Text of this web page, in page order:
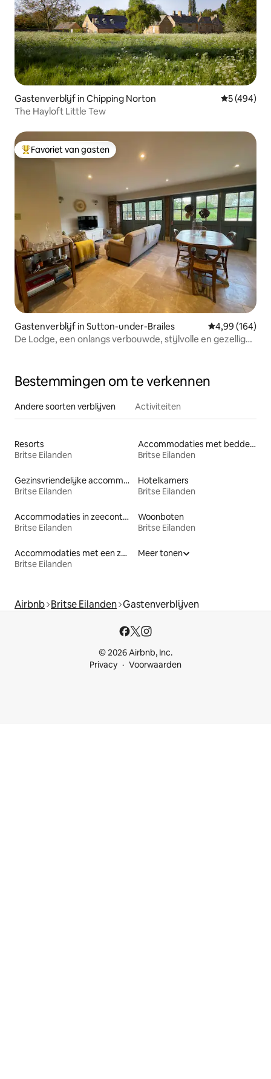
Gastenverblijf in Chipping Norton
5 (494)
The Hayloft Little Tew
Topfavoriet van gasten
Favoriet van gasten
Gastenverblijf in Sutton-under-Brailes Gemiddelde
4,99 (164)
De Lodge, een onlangs verbouwde, stijlvolle en gezellige
Bestemmingen om te verkennen
Andere soorten verblijven Activiteiten
Resorts
Britse Eilanden
Accommodaties met bedden op toegankelijke hoogte
Britse Eilanden
Gezinsvriendelijke accommodaties
Britse Eilanden
Hotelkamers
Britse Eilanden
Accommodaties in zeecontainers
Britse Eilanden
Woonboten
Britse Eilanden
Accommodaties met een zwembad
Britse Eilanden
Meer tonen
Airbnb Britse Eilanden Gastenverblijven
© 2026 Airbnb, Inc.
Privacy
Voorwaarden